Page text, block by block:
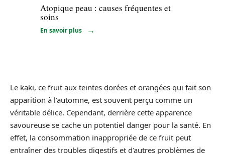
Atopique peau : causes fréquentes et
soins
En savoir plus
Le kaki, ce fruit aux teintes dorées et orangées qui fait son
apparition à l’automne, est souvent perçu comme un
véritable délice. Cependant, derrière cette apparence
savoureuse se cache un potentiel danger pour la santé. En
effet, la consommation inappropriée de ce fruit peut
entraîner des troubles digestifs et d’autres problèmes de